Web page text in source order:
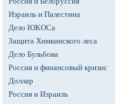
Израиль и Палестина
Дело ЮКОСа
Защита Химкинского леса
Дело Бульбова
Россия и финансовый кризис
Доллар
Россия и Израиль